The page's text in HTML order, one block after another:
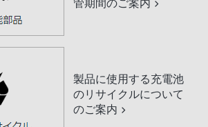
管期間のご案内
製品に使用する充電池
のリサイクルについて
のご案内